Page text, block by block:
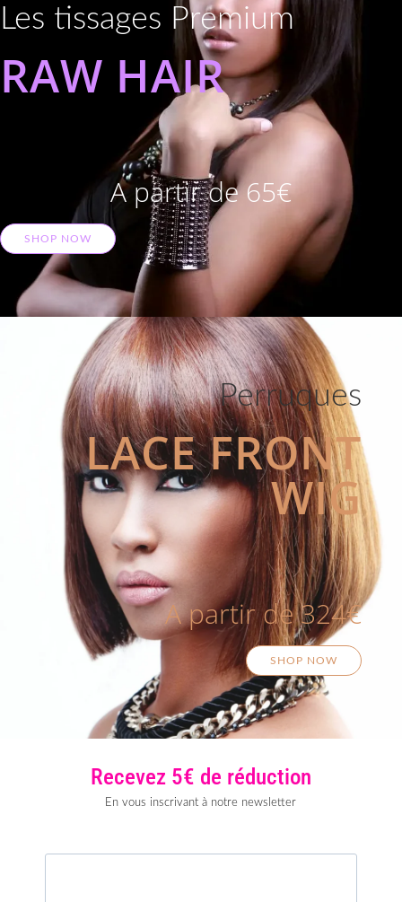
Les tissages Premium
RAW HAIR
A partir de 65€
SHOP NOW
Perruques
LACE FRONT
WIG
A partir de 324€
SHOP NOW
Recevez 5€ de réduction
En vous inscrivant à notre newsletter